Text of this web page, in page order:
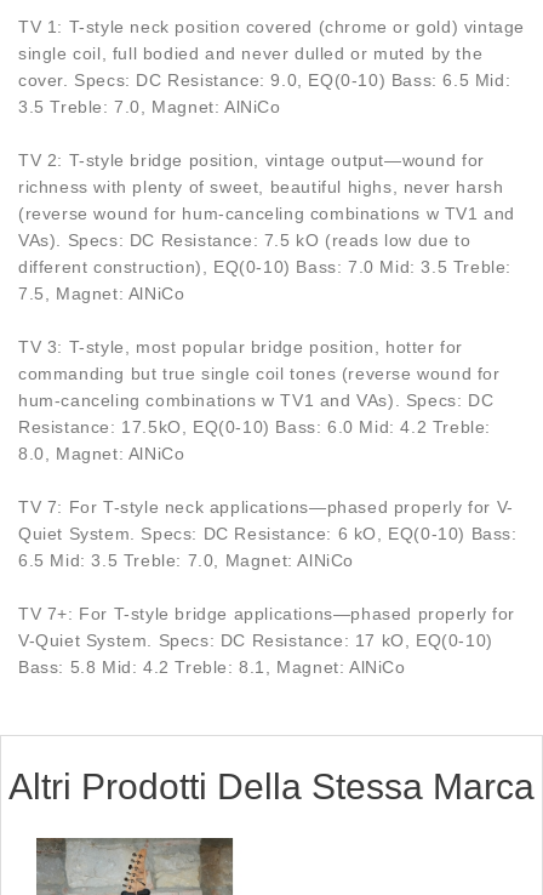
TV 1: T-style neck position covered (chrome or gold) vintage
single coil, full bodied and never dulled or muted by the
cover. Specs: DC Resistance: 9.0, EQ(0-10) Bass: 6.5 Mid:
3.5 Treble: 7.0, Magnet: AlNiCo
TV 2: T-style bridge position, vintage output—wound for
richness with plenty of sweet, beautiful highs, never harsh
(reverse wound for hum-canceling combinations w TV1 and
VAs). Specs: DC Resistance: 7.5 kO (reads low due to
different construction), EQ(0-10) Bass: 7.0 Mid: 3.5 Treble:
7.5, Magnet: AlNiCo
TV 3: T-style, most popular bridge position, hotter for
commanding but true single coil tones (reverse wound for
hum-canceling combinations w TV1 and VAs). Specs: DC
Resistance: 17.5kO, EQ(0-10) Bass: 6.0 Mid: 4.2 Treble:
8.0, Magnet: AlNiCo
TV 7: For T-style neck applications—phased properly for V-
Quiet System. Specs: DC Resistance: 6 kO, EQ(0-10) Bass:
6.5 Mid: 3.5 Treble: 7.0, Magnet: AlNiCo
TV 7+: For T-style bridge applications—phased properly for
V-Quiet System. Specs: DC Resistance: 17 kO, EQ(0-10)
Bass: 5.8 Mid: 4.2 Treble: 8.1, Magnet: AlNiCo
Altri Prodotti Della Stessa Marca